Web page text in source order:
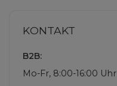
KONTAKT
B2B:
Mo-Fr, 8:00-16:00 Uhr